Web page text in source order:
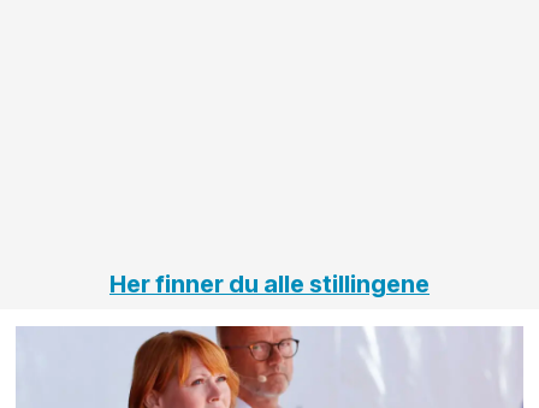
Her finner du alle stillingene